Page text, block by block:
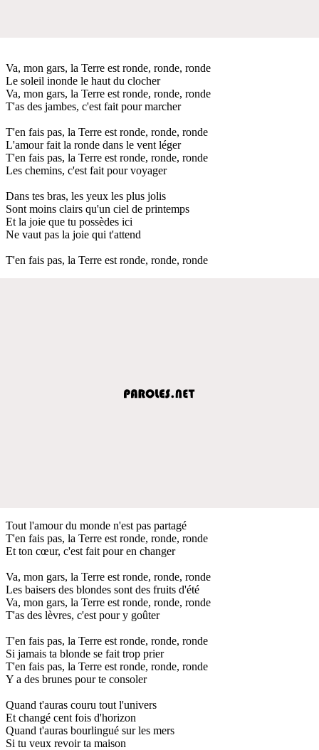
Va, mon gars, la Terre est ronde, ronde, ronde
Le soleil inonde le haut du clocher
Va, mon gars, la Terre est ronde, ronde, ronde
T'as des jambes, c'est fait pour marcher
T'en fais pas, la Terre est ronde, ronde, ronde
L'amour fait la ronde dans le vent léger
T'en fais pas, la Terre est ronde, ronde, ronde
Les chemins, c'est fait pour voyager
Dans tes bras, les yeux les plus jolis
Sont moins clairs qu'un ciel de printemps
Et la joie que tu possèdes ici
Ne vaut pas la joie qui t'attend
T'en fais pas, la Terre est ronde, ronde, ronde
Tout l'amour du monde n'est pas partagé
T'en fais pas, la Terre est ronde, ronde, ronde
Et ton cœur, c'est fait pour en changer
Va, mon gars, la Terre est ronde, ronde, ronde
Les baisers des blondes sont des fruits d'été
Va, mon gars, la Terre est ronde, ronde, ronde
T'as des lèvres, c'est pour y goûter
T'en fais pas, la Terre est ronde, ronde, ronde
Si jamais ta blonde se fait trop prier
T'en fais pas, la Terre est ronde, ronde, ronde
Y a des brunes pour te consoler
Quand t'auras couru tout l'univers
Et changé cent fois d'horizon
Quand t'auras bourlingué sur les mers
Si tu veux revoir ta maison